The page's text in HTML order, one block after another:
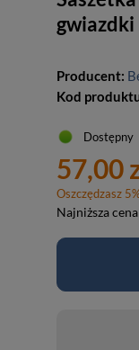
Producent:
Kod
Dostępny
57,00
Oszczędzasz 5
Najniższa